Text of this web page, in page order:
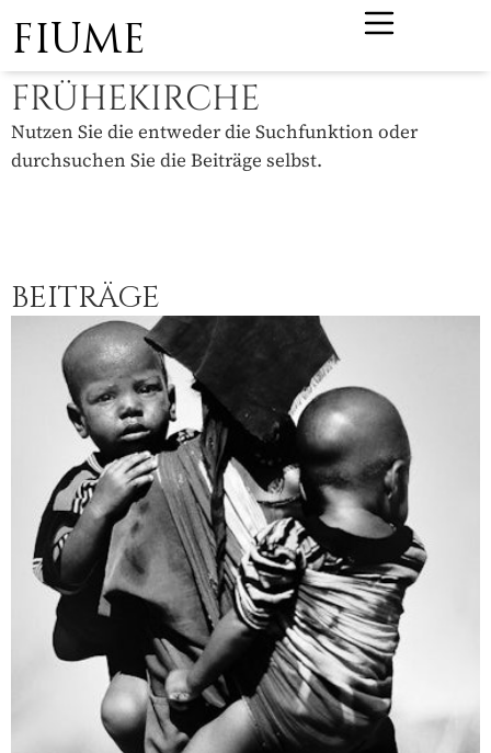
FIUME
FRÜHEKIRCHE
Nutzen Sie die entweder die Suchfunktion oder
durchsuchen Sie die Beiträge selbst.
BEITRÄGE